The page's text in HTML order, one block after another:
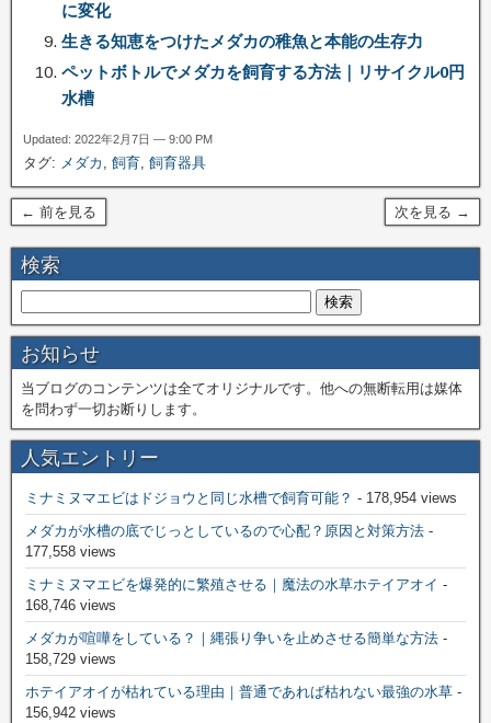
に変化
生きる知恵をつけたメダカの稚魚と本能の生存力
ペットボトルでメダカを飼育する方法｜リサイクル0円
水槽
Updated: 2022年2月7日 — 9:00 PM
タグ: メダカ , 飼育, 飼育器具
← 前を見る 次を見る →
検索
お知らせ
当ブログのコンテンツは全てオリジナルです。他への無断転用は媒体
を問わず一切お断りします。
人気エントリー
ミナミヌマエビはドジョウと同じ水槽で飼育可能？ - 178,954 views
メダカが水槽の底でじっとしているので心配？原因と対策方法 -
177,558 views
ミナミヌマエビを爆発的に繁殖させる｜魔法の水草ホテイアオイ -
168,746 views
メダカが喧嘩をしている？｜縄張り争いを止めさせる簡単な方法 -
158,729 views
ホテイアオイが枯れている理由｜普通であれば枯れない最強の水草 -
156,942 views